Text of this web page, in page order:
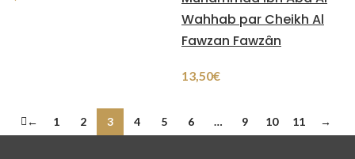
Wahhab par Cheikh Al
Fawzan Fawzân
13,50€
← 1 2 3 4 5 6 … 9 10 11 →